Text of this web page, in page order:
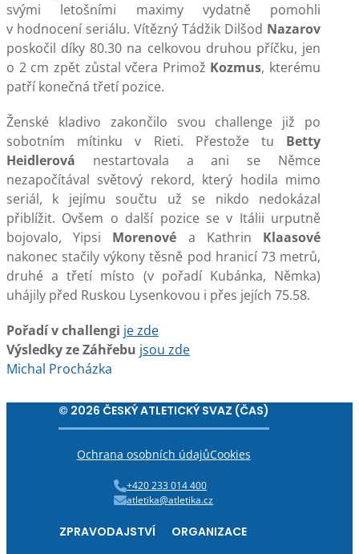
svými letošními maximy vydatně pomohli
v hodnocení seriálu. Vítězný Tádžik Dilšod Nazarov
poskočil díky 80.30 na celkovou druhou příčku, jen
o 2 cm zpět zůstal včera Primož Kozmus, kterému
patří konečná třetí pozice.
Ženské kladivo zakončilo svou challenge již po
sobotním mítinku v Rieti. Přestože tu Betty
Heidlerová nestartovala a ani se Němce
nezapočítával světový rekord, který hodila mimo
seriál, k jejímu součtu už se nikdo nedokázal
přiblížit. Ovšem o další pozice se v Itálii urputně
bojovalo, Yipsi Morenové a Kathrin Klaasové
nakonec stačily výkony těsně pod hranicí 73 metrů,
druhé a třetí místo (v pořadí Kubánka, Němka)
uhájily před Ruskou Lysenkovou i přes jejích 75.58.
Pořadí v challengi je zde
Výsledky ze Záhřebu jsou zde
Michal Procházka
© 2026 ČESKÝ ATLETICKÝ SVAZ (ČAS)
Ochrana osobních údajůCookies
+420 233 014 400
atletika@atletika.cz
ZPRAVODAJSTVÍ ORGANIZACE